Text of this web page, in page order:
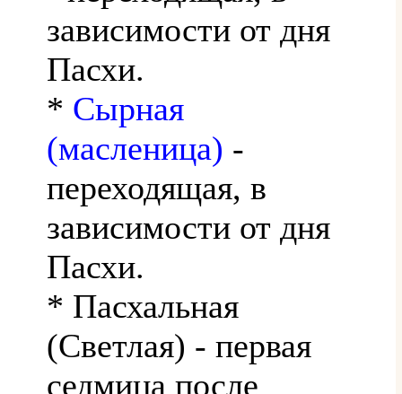
зависимости от дня
Пасхи.
* Сырная
(масленица) -
переходящая, в
зависимости от дня
Пасхи.
* Пасхальная
(Светлая) - первая
седмица после